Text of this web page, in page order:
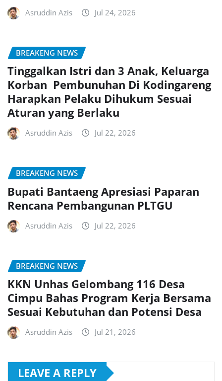
Asruddin Azis Jul 24, 2026
BREAKENG NEWS
Tinggalkan Istri dan 3 Anak, Keluarga
Korban Pembunuhan Di Kodingareng
Harapkan Pelaku Dihukum Sesuai
Aturan yang Berlaku
Asruddin Azis Jul 22, 2026
BREAKENG NEWS
Bupati Bantaeng Apresiasi Paparan
Rencana Pembangunan PLTGU
Asruddin Azis Jul 22, 2026
BREAKENG NEWS
KKN Unhas Gelombang 116 Desa
Cimpu Bahas Program Kerja Bersama
Sesuai Kebutuhan dan Potensi Desa
Asruddin Azis Jul 21, 2026
LEAVE A REPLY